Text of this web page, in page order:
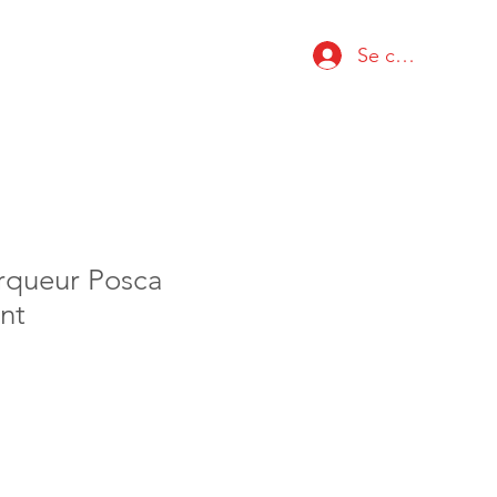
Se connecter
Posca